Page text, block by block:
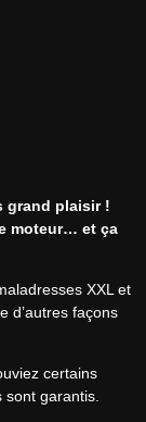
grand plaisir !
moteur… et ça
XXL et
d’autres façons
certains
garantis.